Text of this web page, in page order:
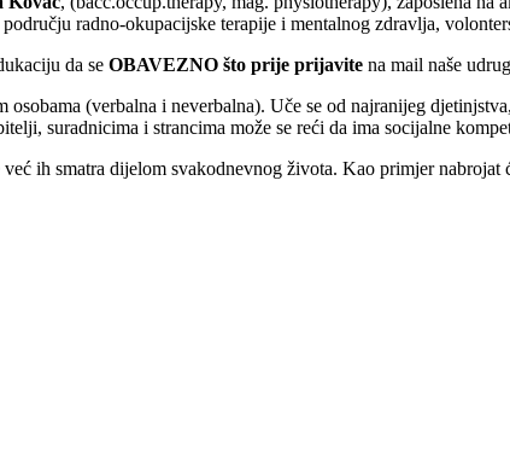
radno-okupacijske terapije i mentalnog zdravlja,
da se OBAVEZNO što prije prijavite na mail naše
(verbalna i neverbalna). Uče se od najranijeg
suradnicima i strancima može se reći da ima socijalne
ih smatra dijelom svakodnevnog života. Kao primjer nabrojat